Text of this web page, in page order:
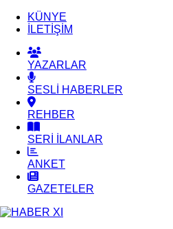
KÜNYE
İLETİŞİM
YAZARLAR
SESLİ HABERLER
REHBER
SERİ İLANLAR
ANKET
GAZETELER